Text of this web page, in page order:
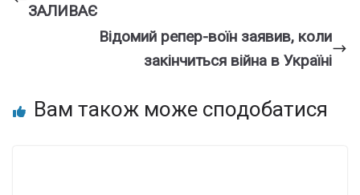
ЗАЛИВАЄ
Відомий репер-воїн заявив, коли
закінчиться війна в Україні
Вам також може сподобатися